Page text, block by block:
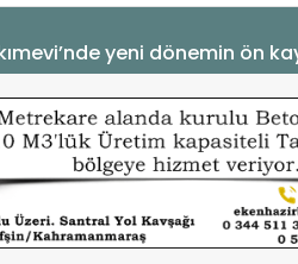
yeni dönemin ön